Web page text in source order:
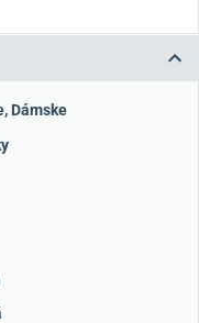
, Dámske